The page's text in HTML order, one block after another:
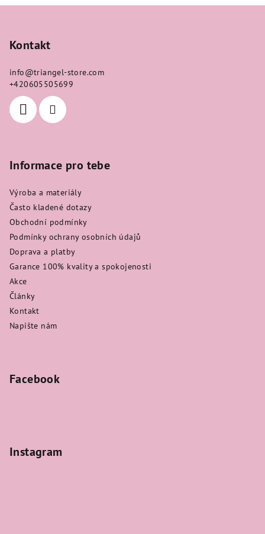
Kontakt
info@triangel-store.com
+420605505699
Informace pro tebe
Výroba a materiály
Často kladené dotazy
Obchodní podmínky
Podmínky ochrany osobních údajů
Doprava a platby
Garance 100% kvality a spokojenosti
Akce
Články
Kontakt
Napište nám
Facebook
Instagram